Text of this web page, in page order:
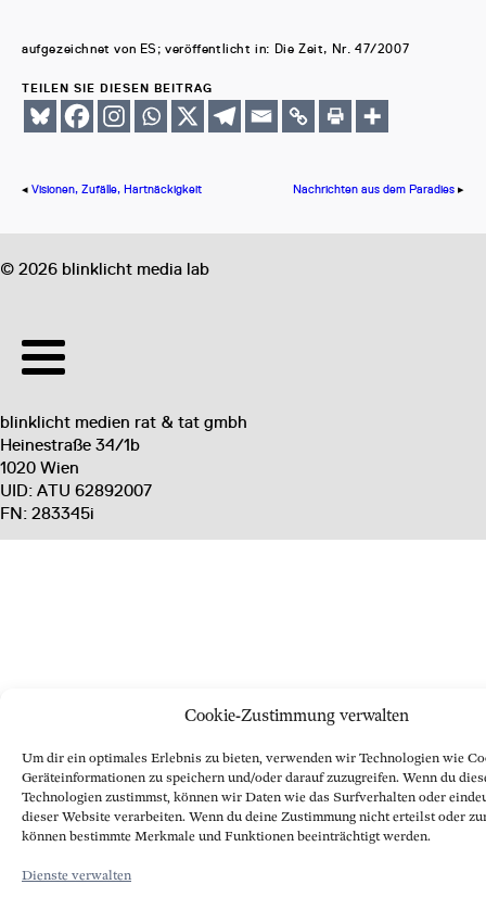
Cookie-Zustimmung verwalten
Um dir ein optimales Erlebnis zu bieten, verwenden wir Technologien wie
Geräteinformationen zu speichern und/oder darauf zuzugreifen. Wenn du
Technologien zustimmst, können wir Daten wie das Surfverhalten oder
dieser Website verarbeiten. Wenn du deine Zustimmung nicht erteilst oder
können bestimmte Merkmale und Funktionen beeinträchtigt werden.
Dienste verwalten
auf­ge­zeich­net von ES; ver­öf­fent­licht in: Die Zeit, Nr. 47/2007
TEILEN SIE DIESEN BEITRAG
◂ Visionen, Zufälle, Hartnäckigkeit Nachrichten aus dem Paradies ▸
© 2026 blinklicht media lab
blinklicht medien rat & tat gmbh
Heinestraße 34/1b
1020 Wien
UID: ATU 62892007
FN: 283345i